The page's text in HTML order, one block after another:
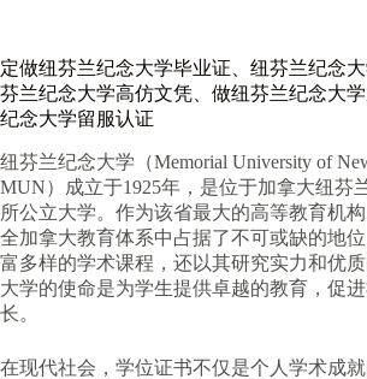
定做纽芬兰纪念大学毕业证、纽芬兰纪念
芬兰纪念大学高仿文凭、做纽芬兰纪念大
纪念大学留服认证
纽芬兰纪念大学（Memorial University of
MUN）成立于1925年，是位于加拿大纽芬
所公立大学。作为该省最大的高等教育机
全加拿大教育体系中占据了不可或缺的地
富多样的学术课程，还以其研究实力和优质
大学的使命是为学生提供卓越的教育，促
长。
在现代社会，学位证书不仅是个人学术成